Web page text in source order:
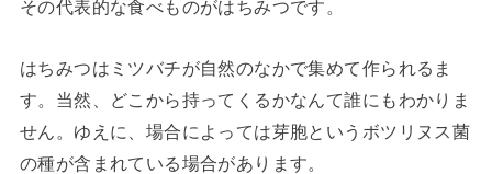
その代表的な食べものがはちみつです。
はちみつはミツバチが自然のなかで集めて作られるま
す。当然、どこから持ってくるかなんて誰にもわかりま
せん。ゆえに、場合によっては芽胞というボツリヌス菌
の種が含まれている場合があります。